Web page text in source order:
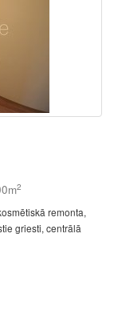
2
remonta,
griesti, centrālā